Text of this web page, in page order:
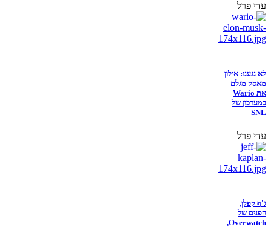
עדי פרל
לא נגענו: אילון
מאסק מגלם
את Wario
במערכון של
SNL
עדי פרל
ג'ף קפלן,
הפנים של
Overwatch,